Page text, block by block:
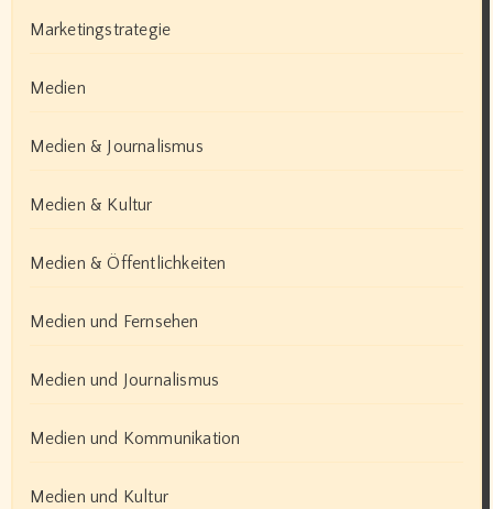
Marketingstrategie
Medien
Medien & Journalismus
Medien & Kultur
Medien & Öffentlichkeiten
Medien und Fernsehen
Medien und Journalismus
Medien und Kommunikation
Medien und Kultur